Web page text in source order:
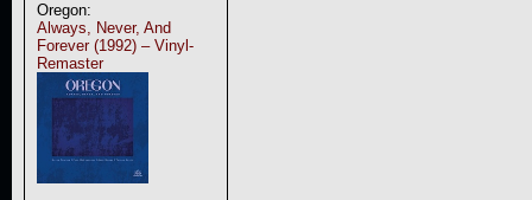
Oregon:
Always, Never, And
Forever (1992) – Vinyl-
Remaster